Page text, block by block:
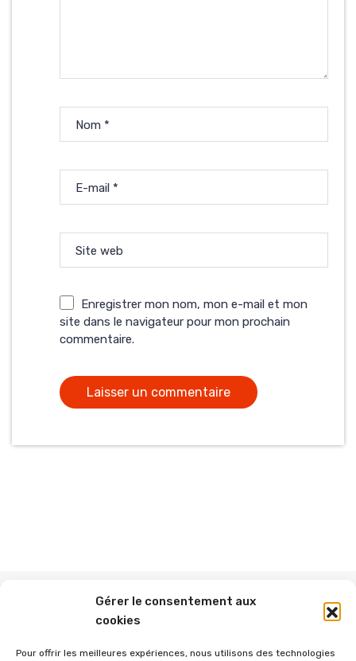
Gérer le consentement aux
cookies
Pour offrir les meilleures expériences, nous utilisons des technologies
Nom *
E-mail *
Site web
Enregistrer mon nom, mon e-mail et mon
site dans le navigateur pour mon prochain
commentaire.
Abonnez-vous à ce blog par e-mail.